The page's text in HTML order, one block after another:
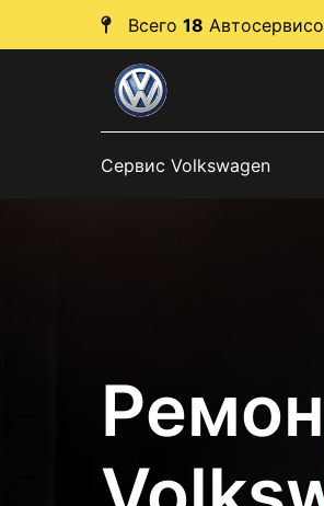
Всего 18
Сервис Volkswagen